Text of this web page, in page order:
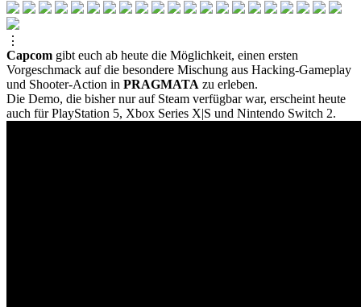
⋮
Capcom gibt euch ab heute die Möglichkeit, einen ersten
Vorgeschmack auf die besondere Mischung aus Hacking‑Gameplay
und Shooter‑Action in PRAGMATA zu erleben.
Die Demo, die bisher nur auf Steam verfügbar war, erscheint heute
auch für PlayStation 5, Xbox Series X|S und Nintendo Switch 2.